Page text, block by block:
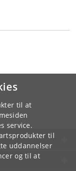
til at
service.
til
uddannelser
og til at